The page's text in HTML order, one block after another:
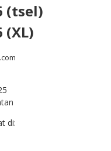
(tsel)
(XL)
di: